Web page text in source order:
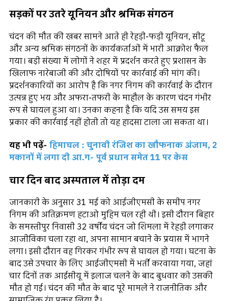
सड़कों पर उतरे यूनियन और श्रमिक संगठन
चंदन की मौत की खबर सामने आते ही रेहड़ी-फड़ी यूनियन, सीटू
और अन्य श्रमिक संगठनों के कार्यकर्ताओं में भारी आक्रोश फैल
गया। बड़ी संख्या में लोगों ने शहर में प्रदर्शन करते हुए प्रशासन के
खिलाफ नारेबाजी की और दोषियों पर कार्रवाई की मांग की।
प्रदर्शनकारियों का आरोप है कि नगर निगम की कार्रवाई के दौरान
उत्पन्न हुए भय और अफरा-तफरी के माहौल के कारण चंदन गंभीर
रूप से घायल हुआ था। उनका कहना है कि यदि उस समय इस
प्रकार की कार्रवाई नहीं होती तो यह हादसा टाला जा सकता था।
यह भी पढ़ें- हिमाचल : चुनावी रंजिश का खौफनाक अंजाम, 2
मकानों में लगा दी आ.ग- पूर्व प्रधान समेत 11 पर केस
चार दिन बाद अस्पताल में तोड़ा दम
जानकारी के अनुसार 31 मई को आईजीएमसी के समीप नगर
निगम की अतिक्रमण हटाओ मुहिम चल रही थी। इसी दौरान बिहार
के समस्तीपुर निवासी 32 वर्षीय चंदन जो शिमला में रेहड़ी लगाकर
आजीविका चला रहा था, अपना सामान बचाने के प्रयास में भागने
लगा। इसी दौरान वह गिरकर गंभीर रूप से घायल हो गया। घटना के
बाद उसे उपचार के लिए आईजीएमसी में भर्ती करवाया गया, जहां
चार दिनों तक आईसीयू में इलाज चलने के बाद बुधवार को उसकी
मौत हो गई। चंदन की मौत के बाद पूरे मामले ने राजनीतिक और